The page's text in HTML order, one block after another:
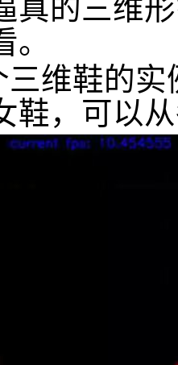
真的三维
三维鞋的
鞋，可以